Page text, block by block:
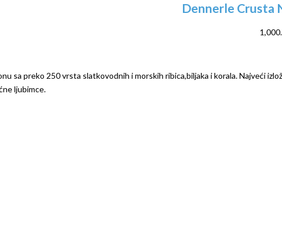
Dennerle Crusta
sa preko 250 vrsta slatkovodnih i morskih ribica,biljaka i korala. Najveći
ljubimce.